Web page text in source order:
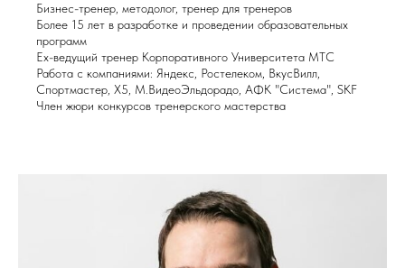
Бизнес-тренер, методолог, тренер для тренеров
Более 15 лет в разработке и проведении образовательных
программ
Ex-ведущий тренер Корпоративного Университета МТС
Работа с компаниями: Яндекс, Ростелеком, ВкусВилл,
Спортмастер, X5, М.ВидеоЭльдорадо, АФК "Система", SKF
Член жюри конкурсов тренерского мастерства